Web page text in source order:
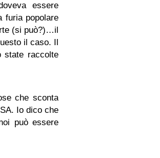
essere
furia popolare
(si può?)…il
il caso. Il
state raccolte
che sconta
Io dico che
può essere